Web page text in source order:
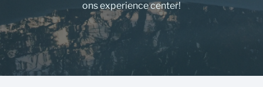
ons experience center!